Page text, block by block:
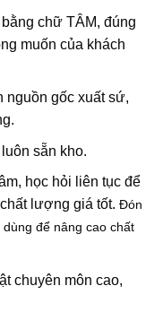
chữ TÂM, đúng
muốn của khách
nguồn gốc xuất sứ,
sẵn kho.
học hỏi liên tục để
lượng giá tốt. Đón
để nâng cao chất
chuyên môn cao,